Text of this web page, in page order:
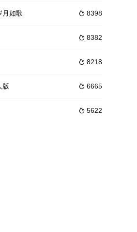
扣押二人，逼迫他
翼地靠近。繁华闹市也硝烟暗涌，三尺戏台
乐瑶上一世的高
背负弑师叛国的罪名落湖逃亡。三年后萧北复
 8398
月如歌
 8382
 8218
 6665
版
 5622